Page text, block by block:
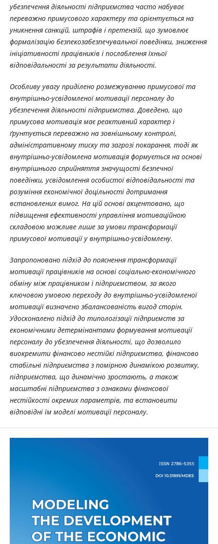
убезпечення діяльності підприємства часто набуває
переважно примусового характеру та орієнтується на
уникнення санкцій, штрафів і претензій, що зумовлює
формалізацію безпекозабезпечувальної поведінки, зниження
ініціативності працівників і послаблення їхньої
відповідальності за результати діяльності.
Особливу увагу приділено розмежуванню примусової та
внутрішньо-усвідомленої мотивації персоналу до
убезпечення діяльності підприємства. Доведено, що
примусова мотивація має реактивний характер і
ґрунтується переважно на зовнішньому контролі,
адміністративному тиску та загрозі покарання, тоді як
внутрішньо-усвідомлена мотивація формується на основі
внутрішнього сприйняття значущості безпечної
поведінки, усвідомлення особистої відповідальності та
розуміння економічної доцільності дотримання
встановлених вимог. На цій основі акцентовано, що
підвищення ефективності управління мотиваційною
складовою можливе лише за умови трансформації
примусової мотивації у внутрішньо-усвідомлену.
Запропоновано підхід до пояснення трансформації
мотивації працівників на основі соціально-економічного
обміну між працівником і підприємством, за якого
ключовою умовою переходу до внутрішньо-усвідомленої
мотивації визначено збалансованість вигод сторін.
Удосконалено підхід до типологізації підприємств за
економічними детермінантами формування мотивації
персоналу до убезпечення діяльності, що дозволило
виокремити фінансово нестійкі підприємства, фінансово
стабільні підприємства з помірною динамікою розвитку,
підприємства, що динамічно зростають, а також
масштабні підприємства з ознаками фінансової
нестійкості окремих параметрів, та встановити
відповідні їм моделі мотивації персоналу.